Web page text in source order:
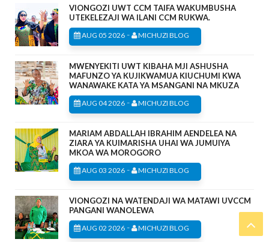
VIONGOZI UWT CCM TAIFA WAKUMBUSHA
UTEKELEZAJI WA ILANI CCM RUKWA.
AUG 05 2026 - MICHUZI BLOG
MWENYEKITI UWT KIBAHA MJI ASHUSHA
MAFUNZO YA KUJIKWAMUA KIUCHUMI KWA
WANAWAKE KATA YA MSANGANI NA MKUZA
AUG 04 2026 - MICHUZI BLOG
MARIAM ABDALLAH IBRAHIM AENDELEA NA
ZIARA YA KUIMARISHA UHAI WA JUMUIYA
MKOA WA MOROGORO
AUG 03 2026 - MICHUZI BLOG
VIONGOZI NA WATENDAJI WA MATAWI UVCCM
PANGANI WANOLEWA
AUG 02 2026 - MICHUZI BLOG